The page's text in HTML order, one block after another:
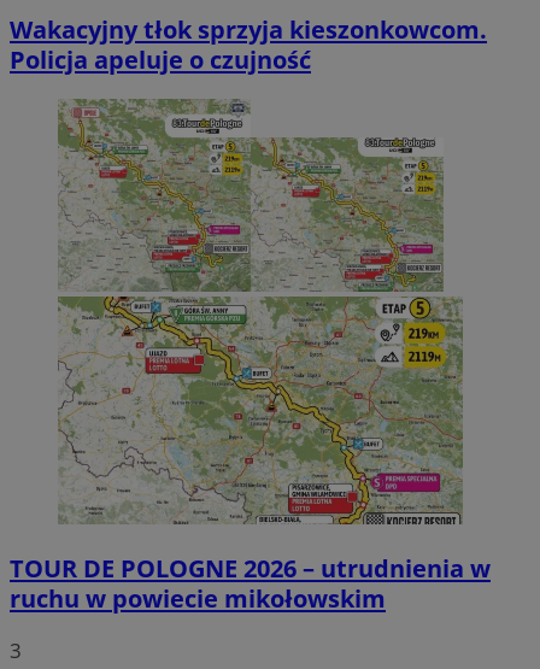
Wakacyjny tłok sprzyja kieszonkowcom.
Policja apeluje o czujność
TOUR DE POLOGNE 2026 – utrudnienia w
ruchu w powiecie mikołowskim
3